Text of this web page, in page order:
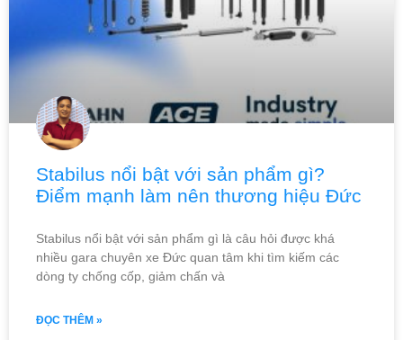
Stabilus nổi bật với sản phẩm gì?
Điểm mạnh làm nên thương hiệu Đức
Stabilus nổi bật với sản phẩm gì là câu hỏi được khá
nhiều gara chuyên xe Đức quan tâm khi tìm kiếm các
dòng ty chống cốp, giảm chấn và
ĐỌC THÊM »